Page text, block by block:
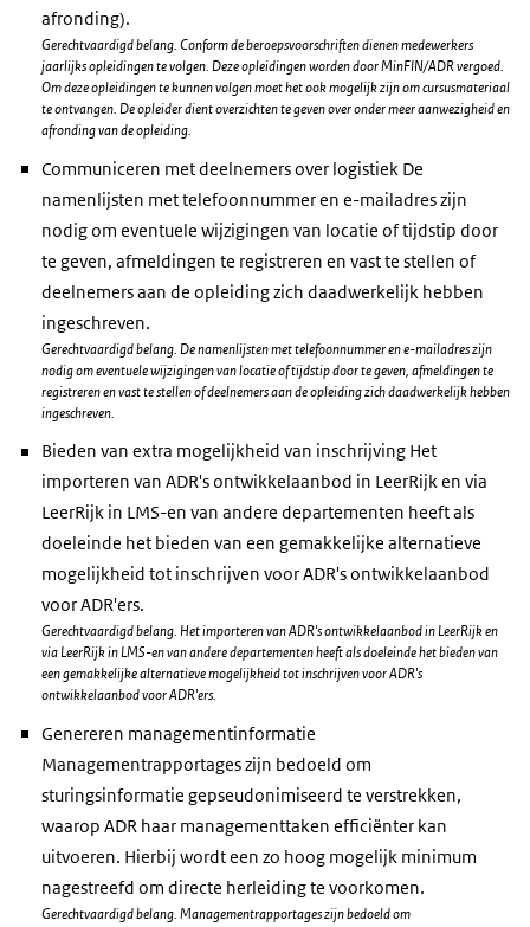
afronding).
Gerechtvaardigd belang. Conform de beroepsvoorschriften dienen medewerkers
jaarlijks opleidingen te volgen. Deze opleidingen worden door MinFIN/ADR vergoed.
Om deze opleidingen te kunnen volgen moet het ook mogelijk zijn om cursusmateriaal
te ontvangen. De opleider dient overzichten te geven over onder meer aanwezigheid en
afronding van de opleiding.
Communiceren met deelnemers over logistiek De
namenlijsten met telefoonnummer en e-mailadres zijn
nodig om eventuele wijzigingen van locatie of tijdstip door
te geven, afmeldingen te registreren en vast te stellen of
deelnemers aan de opleiding zich daadwerkelijk hebben
ingeschreven.
Gerechtvaardigd belang. De namenlijsten met telefoonnummer en e-mailadres zijn
nodig om eventuele wijzigingen van locatie of tijdstip door te geven, afmeldingen te
registreren en vast te stellen of deelnemers aan de opleiding zich daadwerkelijk hebben
ingeschreven.
Bieden van extra mogelijkheid van inschrijving Het
importeren van ADR's ontwikkelaanbod in LeerRijk en via
LeerRijk in LMS-en van andere departementen heeft als
doeleinde het bieden van een gemakkelijke alternatieve
mogelijkheid tot inschrijven voor ADR's ontwikkelaanbod
voor ADR'ers.
Gerechtvaardigd belang. Het importeren van ADR's ontwikkelaanbod in LeerRijk en
via LeerRijk in LMS-en van andere departementen heeft als doeleinde het bieden van
een gemakkelijke alternatieve mogelijkheid tot inschrijven voor ADR's
ontwikkelaanbod voor ADR'ers.
Genereren managementinformatie
Managementrapportages zijn bedoeld om
sturingsinformatie gepseudonimiseerd te verstrekken,
waarop ADR haar managementtaken efficiënter kan
uitvoeren. Hierbij wordt een zo hoog mogelijk minimum
nagestreefd om directe herleiding te voorkomen.
Gerechtvaardigd belang. Managementrapportages zijn bedoeld om